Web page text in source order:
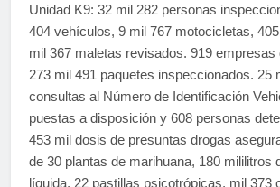
Unidad K9: 32 mil 282 personas
404 vehículos, 9 mil 767 motocicletas,
mil 367 maletas revisados. 919 empresas
273 mil 491 paquetes inspeccionados. 25
consultas al Número de Identificación
puestas a disposición y 608 personas
453 mil dosis de presuntas drogas
de 30 plantas de marihuana, 180 mililitros
líquida, 22 pastillas psicotrópicas, mil 373